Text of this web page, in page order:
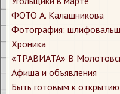
ФОТО А. Калашникова
Фотография:
Хроника
​«ТРАВИАТА» В
​Афиша и объявления
​Быть готовым к открытию